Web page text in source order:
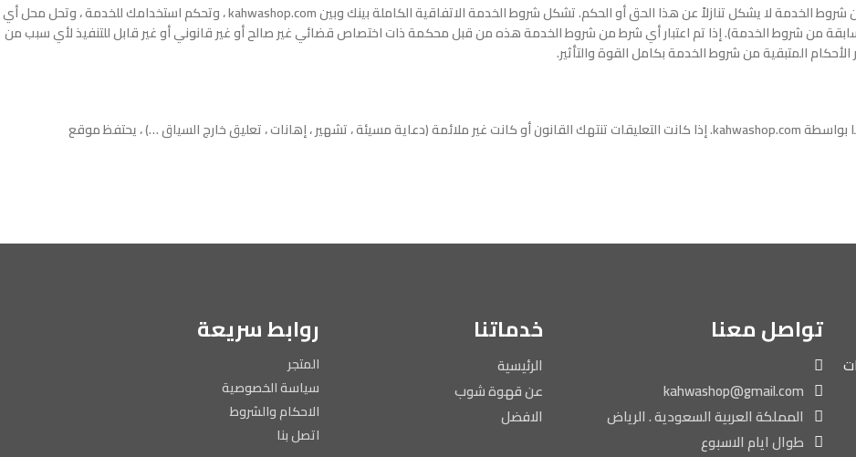
أي فشل من kahwashop.com في ممارسة أو تطبيق أي حق أو شرط من شروط الخدمة لا يشكل تنازلاً عن هذا الحق أو الحكم. تشكل شروط الخدمة الاتفاقية الكاملة بينك وبين kahwashop.com ، وتحكم استخدامك للخدمة ، وتحل محل أي
سابقة من شروط الخدمة). إذا تم اعتبار أي شرط من شروط الخدمة هذه من قبل محكمة ذات اختصاص قضائي غير صالح أو غير قانوني أو غير قابل للتنفيذ لأي سبب من
المتبقية من شروط الخدمة بكامل القوة والتأثير.
أي آراء يتركها عملاء kahwashop.com على الموقع يتم فحصها وإدارتها بواسطة kahwashop.com. إذا كانت التعليقات تنتهك القانون أو كانت غير ملائمة (دعاية مسيئة ، تشهير ، إهانات ، تعليق خارج السياق …) ، يحتفظ موقع
تواصل معنا
kahwashop@gmail.com
المملكة العربية السعودية . الرياض
طوال ايام الاسبوع
خدماتنا
الرئيسية
عن قهوة شوب
الافضل
روابط سريعة
المتجر
سياسة الخصوصية
الاحكام والشروط
اتصل بنا